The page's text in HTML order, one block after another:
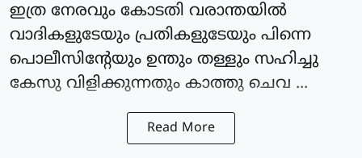
ഇത്ര നേരവും കോടതി വരാന്തയിൽ
വാദികളുടേയും പ്രതികളുടേയും പിന്നെ
പൊലീസിന്റേയും ഉന്തും തള്ളും സഹിച്ചു
കേസു വിളിക്കുന്നതും കാത്തു ചെവ ...
Read More